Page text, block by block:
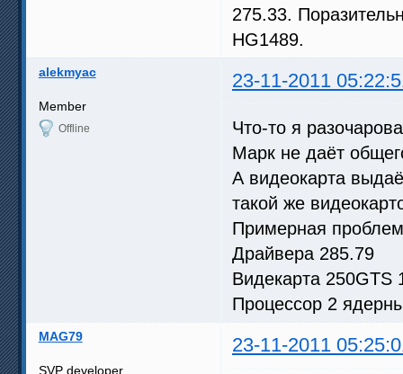
275.33.
HG1489.
alekmyac 23-11-2011
Member
Offline
Что-то я
Марк не даёт
А видеокарта
такой же
Примерная
Драйвера 285.79
Видекарта 250GTS
Процессор 2
MAG79 23-11-2011
SVP developer